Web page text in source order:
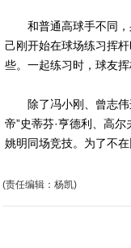
和普通高球手不同，
己刚开始在球场练习挥
些。一起练习时，球友挥
除了冯小刚、曾志伟
帝”史蒂芬·亨德利、高
姚明同场竞技。为了不在
(责任编辑：杨凯)